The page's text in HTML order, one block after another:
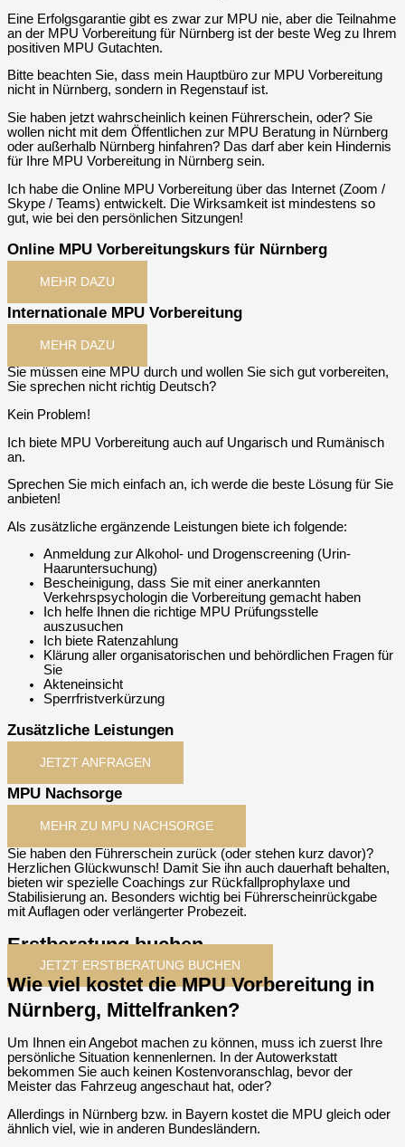
Eine Erfolgsgarantie gibt es zwar zur MPU nie, aber die Teilnahme
an der MPU Vorbereitung für Nürnberg ist der beste Weg zu Ihrem
positiven MPU Gutachten.
Bitte beachten Sie, dass mein Hauptbüro zur MPU Vorbereitung
nicht in Nürnberg, sondern in Regenstauf ist.
Sie haben jetzt wahrscheinlich keinen Führerschein, oder? Sie
wollen nicht mit dem Öffentlichen zur MPU Beratung in Nürnberg
oder außerhalb Nürnberg hinfahren? Das darf aber kein Hindernis
für Ihre MPU Vorbereitung in Nürnberg sein.
Ich habe die Online MPU Vorbereitung über das Internet (Zoom /
Skype / Teams) entwickelt. Die Wirksamkeit ist mindestens so
gut, wie bei den persönlichen Sitzungen!
Online MPU Vorbereitungskurs für Nürnberg
MEHR DAZU
Internationale MPU Vorbereitung
MEHR DAZU
Sie müssen eine MPU durch und wollen Sie sich gut vorbereiten,
Sie sprechen nicht richtig Deutsch?
Kein Problem!
Ich biete MPU Vorbereitung auch auf Ungarisch und Rumänisch
an.
Sprechen Sie mich einfach an, ich werde die beste Lösung für Sie
anbieten!
Als zusätzliche ergänzende Leistungen biete ich folgende:
Anmeldung zur Alkohol- und Drogenscreening (Urin-
Haaruntersuchung)
Bescheinigung, dass Sie mit einer anerkannten
Verkehrspsychologin die Vorbereitung gemacht haben
Ich helfe Ihnen die richtige MPU Prüfungsstelle
auszusuchen
Ich biete Ratenzahlung
Klärung aller organisatorischen und behördlichen Fragen für
Sie
Akteneinsicht
Sperrfristverkürzung
Zusätzliche Leistungen
JETZT ANFRAGEN
MPU Nachsorge
MEHR ZU MPU NACHSORGE
Sie haben den Führerschein zurück (oder stehen kurz davor)?
Herzlichen Glückwunsch! Damit Sie ihn auch dauerhaft behalten,
bieten wir spezielle Coachings zur Rückfallprophylaxe und
Stabilisierung an. Besonders wichtig bei Führerscheinrückgabe
mit Auflagen oder verlängerter Probezeit.
Erstberatung buchen
JETZT ERSTBERATUNG BUCHEN
Wie viel kostet die MPU Vorbereitung in
Nürnberg, Mittelfranken?
Um Ihnen ein Angebot machen zu können, muss ich zuerst Ihre
persönliche Situation kennenlernen. In der Autowerkstatt
bekommen Sie auch keinen Kostenvoranschlag, bevor der
Meister das Fahrzeug angeschaut hat, oder?
Allerdings in Nürnberg bzw. in Bayern kostet die MPU gleich oder
ähnlich viel, wie in anderen Bundesländern.